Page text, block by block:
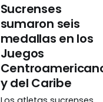
Sucrenses
sumaron seis
medallas en los
Juegos
y del Caribe